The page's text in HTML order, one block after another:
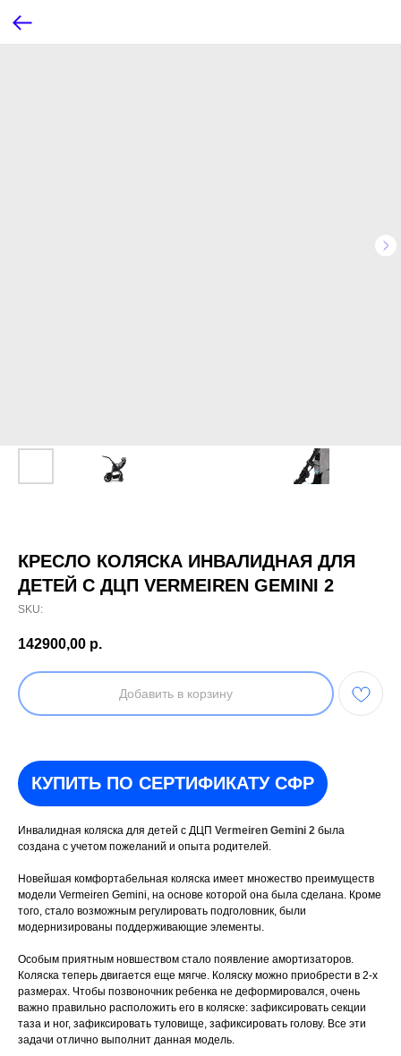
КРЕСЛО КОЛЯСКА ИНВАЛИДНАЯ ДЛЯ
ДЕТЕЙ С ДЦП VERMEIREN GEMINI 2
SKU:
142900,00 р.
Добавить в корзину
КУПИТЬ ПО СЕРТИФИКАТУ СФР
Инвалидная коляска для детей с ДЦП Vermeiren Gemini 2 была
создана с учетом пожеланий и опыта родителей.
Новейшая комфортабельная коляска имеет множество преимуществ
модели Vermeiren Gemini, на основе которой она была сделана. Кроме
того, стало возможным регулировать подголовник, были
модернизированы поддерживающие элементы.
Особым приятным новшеством стало появление амортизаторов.
Коляска теперь двигается еще мягче. Коляску можно приобрести в 2-х
размерах. Чтобы позвоночник ребенка не деформировался, очень
важно правильно расположить его в коляске: зафиксировать секции
таза и ног, зафиксировать туловище, зафиксировать голову. Все эти
задачи отлично выполнит данная модель.